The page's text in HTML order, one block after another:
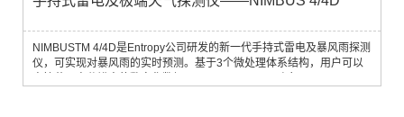
NIMBUSTM 4/4D是Entropy公司研发的新一代手持式雷电及暴风雨探测
仪，可实现对暴风雨的实时预测。基于3个微处理体系结构，用户可以